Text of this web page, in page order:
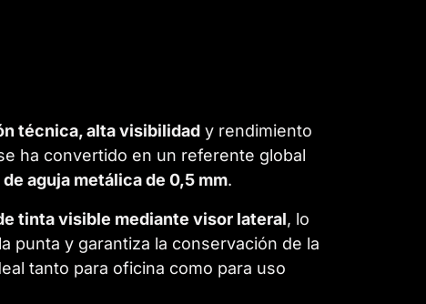
técnica, alta visibilidady rendimiento
ha convertido en un referente global
aguja metálica de 0,5 mm.
tinta visible mediante visor lateral, lo
punta y garantiza la conservación de la
tanto para oficina como para uso